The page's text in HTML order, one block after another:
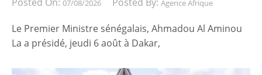
07/08/2026 Agence Afrique
Le Premier Ministre sénégalais, Ahmadou Al Aminou
La a présidé, jeudi 6 août à Dakar,